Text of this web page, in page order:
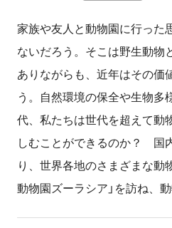
家族や友人と動物園に行った
ないだろう。そこは野生動物
ありながらも、近年はその価
う。自然環境の保全や生物多
代、私たちは世代を超えて動
しむことができるのか？ 国
り、世界各地のさまざまな動
動物園ズーラシア」を訪ね、